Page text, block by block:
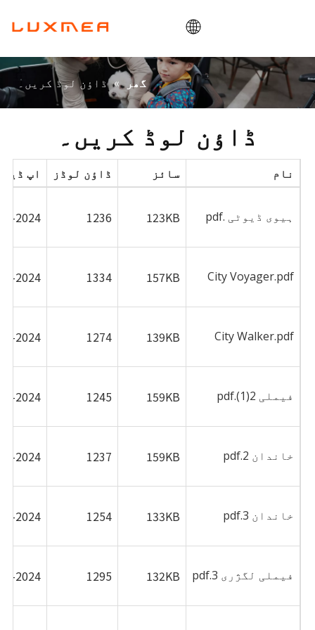
گھر
کمپنی
ODM/OEM
رابطہ کریں۔
گھر » ڈاؤن لوڈ کریں۔
ڈاؤن لوڈ کریں۔
نام سائز ڈاؤن لوڈز اپ ڈیٹ
ہیوی ڈیوٹی .pdf 123KB
1236
2024
City Voyager.pdf
157KB
1334
2024
City Walker.pdf
139KB
1274
2024
فیملی 2(1).pdf 159KB
1245
2024
خاندان 2.pdf 159KB
1237
2024
خاندان 3.pdf 133KB
1254
2024
فیملی لگژری 3.pdf 132KB
1295
2024